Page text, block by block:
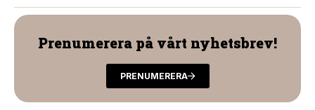
Prenumerera på vårt nyhetsbrev!
PRENUMERERA